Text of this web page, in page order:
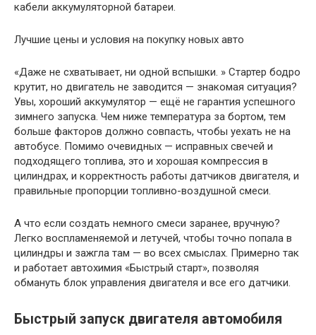
кабели аккумуляторной батареи.
Лучшие цены и условия на покупку новых авто
«Даже не схватывает, ни одной вспышки. » Стартер бодро
крутит, но двигатель не заводится — знакомая ситуация?
Увы, хороший аккумулятор — ещё не гарантия успешного
зимнего запуска. Чем ниже температура за бортом, тем
больше факторов должно совпасть, чтобы уехать не на
автобусе. Помимо очевидных — исправных свечей и
подходящего топлива, это и хорошая компрессия в
цилиндрах, и корректность работы датчиков двигателя, и
правильные пропорции топливно-воздушной смеси.
А что если создать немного смеси заранее, вручную?
Легко воспламеняемой и летучей, чтобы точно попала в
цилиндры и зажгла там — во всех смыслах. Примерно так
и работает автохимия «Быстрый старт», позволяя
обмануть блок управления двигателя и все его датчики.
Быстрый запуск двигателя автомобиля